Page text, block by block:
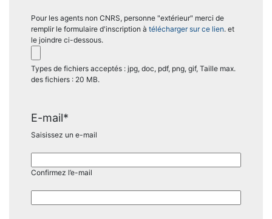
Pour les agents non CNRS, personne "extérieur" merci de
remplir le formulaire d'inscription à télécharger sur ce lien. et
le joindre ci-dessous.
Types de fichiers acceptés : jpg, doc, pdf, png, gif, Taille max.
des fichiers : 20 MB.
E-mail*
Saisissez un e-mail
Confirmez l’e-mail